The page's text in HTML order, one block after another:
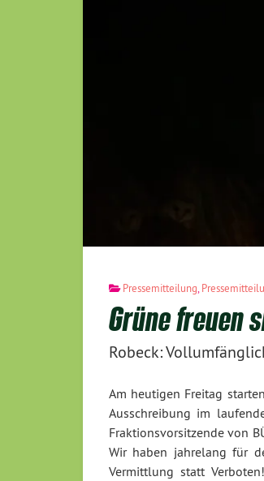
Pressemitteilung
Grüne freuen
Robeck:
Am heutigen Freitag
Ausschreibung im
Fraktionsvorsitzende von
Wir haben jahrelang für
Vermittlung statt